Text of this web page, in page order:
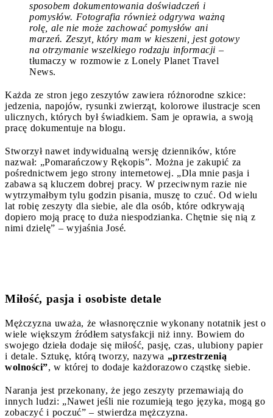
sposobem dokumentowania doświadczeń i
pomysłów. Fotografia również odgrywa ważną
rolę, ale nie może zachować pomysłów ani
marzeń. Zeszyt, który mam w kieszeni, jest gotowy
na otrzymanie wszelkiego rodzaju informacji –
tłumaczy w rozmowie z Lonely Planet Travel
News.
Każda ze stron jego zeszytów zawiera różnorodne szkice:
jedzenia, napojów, rysunki zwierząt, kolorowe ilustracje scen
ulicznych, których był świadkiem. Sam je oprawia, a swoją
pracę dokumentuje na blogu.
Stworzył nawet indywidualną wersję dzienników, które
nazwał: „Pomarańczowy Rękopis”. Można je zakupić za
pośrednictwem jego strony internetowej. „Dla mnie pasja i
zabawa są kluczem dobrej pracy. W przeciwnym razie nie
wytrzymałbym tylu godzin pisania, muszę to czuć. Od wielu
lat robię zeszyty dla siebie, ale dla osób, które odkrywają
dopiero moją pracę to duża niespodzianka. Chętnie się nią z
nimi dzielę” – wyjaśnia José.
Miłość, pasja i osobiste detale
Mężczyzna uważa, że własnoręcznie wykonany notatnik jest o
wiele większym źródłem satysfakcji niż inny. Bowiem do
swojego dzieła dodaje się miłość, pasję, czas, ulubiony papier
i detale. Sztukę, którą tworzy, nazywa „przestrzenią
wolności”, w której to dodaje każdorazowo cząstkę siebie.
Naranja jest przekonany, że jego zeszyty przemawiają do
innych ludzi: „Nawet jeśli nie rozumieją tego języka, mogą go
zobaczyć i poczuć” – stwierdza mężczyzna.